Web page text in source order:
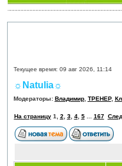
Текущее время: 09 авг 2026, 11:14
☼Natulia☼
Модераторы: Владимир, ТРЕНЕР,
На страницу 1 2 3, 4, 5... 167 След.